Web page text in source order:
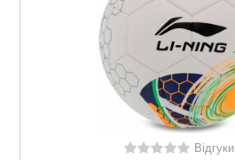
Відгуки